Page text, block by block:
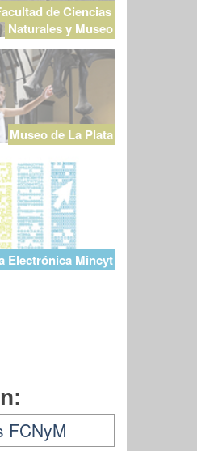
de Ciencias
Naturales y Museo
Museo de La Plata
Electrónica Mincyt
FCNyM